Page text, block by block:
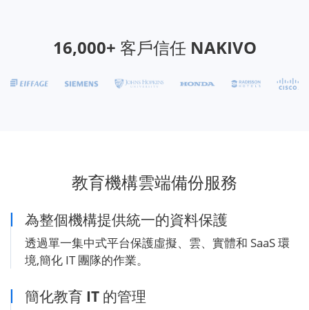
16,000+ 客戶信任 NAKIVO
教育機構雲端備份服務
為整個機構提供統一的資料保護
透過單一集中式平台保護虛擬、雲、實體和 SaaS 環
境,簡化 IT 團隊的作業。
簡化教育 IT 的管理